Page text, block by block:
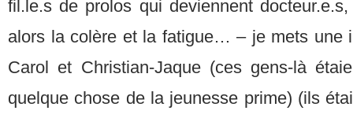
fil.le.s de prolos qui deviennent
alors la colère et la fatigue… – je mets une
Carol et Christian-Jaque (ces gens-là
quelque chose de la jeunesse prime) (ils